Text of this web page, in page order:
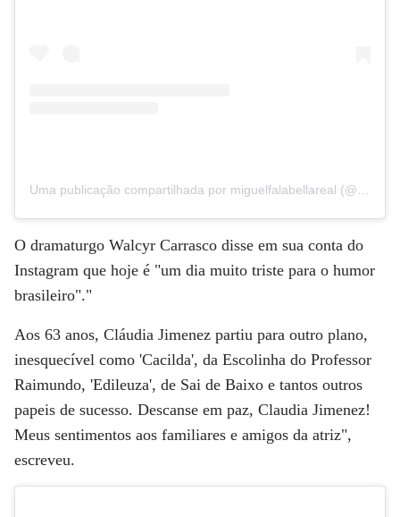
Uma publicação compartilhada por miguelfalabellareal (@miguelfalabellareal)
O dramaturgo Walcyr Carrasco disse em sua conta do
Instagram que hoje é "um dia muito triste para o humor
brasileiro"."
Aos 63 anos, Cláudia Jimenez partiu para outro plano,
inesquecível como 'Cacilda', da Escolinha do Professor
Raimundo, 'Edileuza', de Sai de Baixo e tantos outros
papeis de sucesso. Descanse em paz, Claudia Jimenez!
Meus sentimentos aos familiares e amigos da atriz",
escreveu.